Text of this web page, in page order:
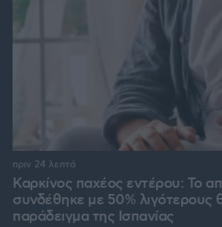
Καρκίνος παχέος εντέρου: Το
συνδέθηκε με 50% λιγότερους
παράδειγμα της Ισπανίας
πριν 24 λεπτά